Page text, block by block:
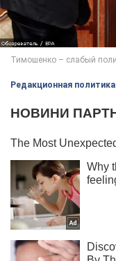
Редакционная политика